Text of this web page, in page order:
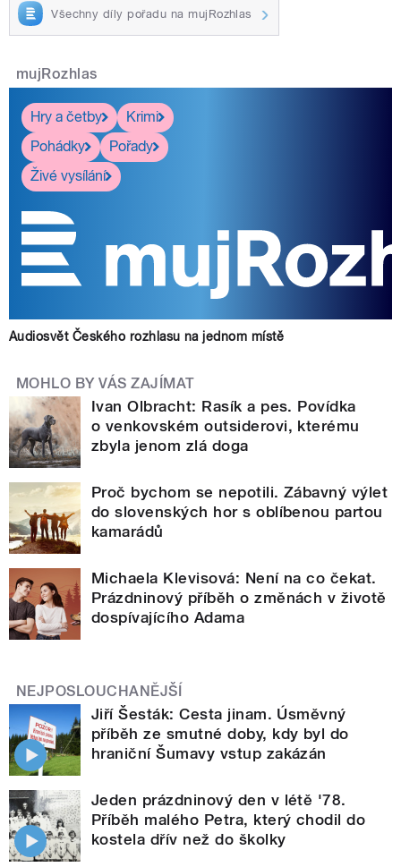
Všechny díly pořadu na mujRozhlas
mujRozhlas
Hry a četby
Krimi
Pohádky
Pořady
Živé vysílání
Audiosvět Českého rozhlasu na jednom místě
MOHLO BY VÁS ZAJÍMAT
Ivan Olbracht: Rasík a pes. Povídka
o venkovském outsiderovi, kterému
zbyla jenom zlá doga
Proč bychom se nepotili. Zábavný výlet
do slovenských hor s oblíbenou partou
kamarádů
Michaela Klevisová: Není na co čekat.
Prázdninový příběh o změnách v životě
dospívajícího Adama
NEJPOSLOUCHANĚJŠÍ
Jiří Šesták: Cesta jinam. Úsměvný
příběh ze smutné doby, kdy byl do
hraniční Šumavy vstup zakázán
Jeden prázdninový den v létě '78.
Příběh malého Petra, který chodil do
kostela dřív než do školky